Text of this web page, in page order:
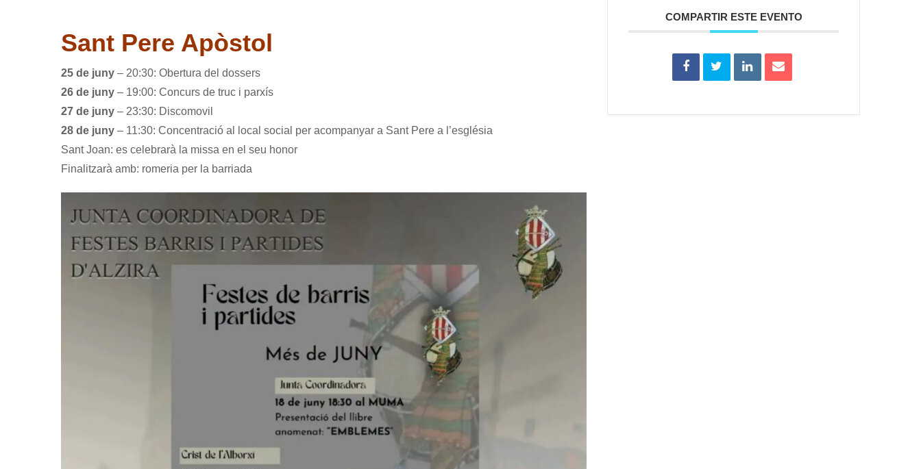
Sant Pere Apòstol
25 de juny – 20:30: Obertura del dossers
26 de juny – 19:00: Concurs de truc i parxís
27 de juny – 23:30: Discomovil
28 de juny – 11:30: Concentració al local social per acompanyar a Sant Pere a l’església
Sant Joan: es celebrarà la missa en el seu honor
Finalitzarà amb: romeria per la barriada
COMPARTIR ESTE EVENTO